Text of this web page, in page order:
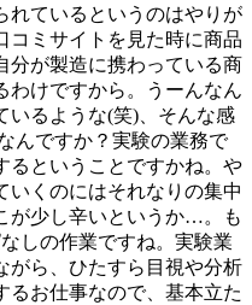
れているというのはやりが
コミサイトを見た時に商品
分が製造に携わっている商
わけですから。うーんなん
いるような(笑)、そんな感
んですか？実験の業務で
るということですかね。や
いくのにはそれなりの集中
が少し辛いというか…。も
しの作業ですね。実験業
がら、ひたすら目視や分析
るお仕事なので、基本立た